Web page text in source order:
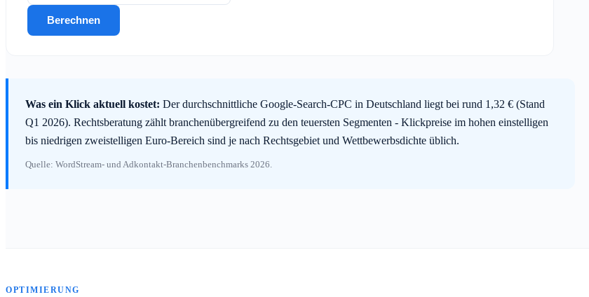
Berechnen
Was ein Klick aktuell kostet: Der durchschnittliche Google-Search-CPC in Deutschland liegt bei rund 1,32 € (Stand
Q1 2026). Rechtsberatung zählt branchenübergreifend zu den teuersten Segmenten - Klickpreise im hohen einstelligen
bis niedrigen zweistelligen Euro-Bereich sind je nach Rechtsgebiet und Wettbewerbsdichte üblich.
Quelle: WordStream- und Adkontakt-Branchenbenchmarks 2026.
OPTIMIERUNG